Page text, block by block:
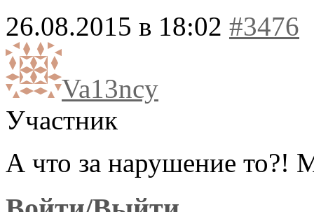
26.08.2015 в 18:02 #3476
Va13ncy
Участник
А что за нарушение то?!